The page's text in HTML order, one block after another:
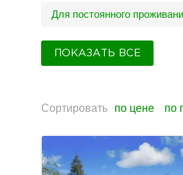
Для постоянного
ПОКАЗАТЬ ВСЕ
Сортировать по цене по